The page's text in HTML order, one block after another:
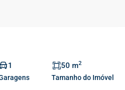
1 50 m2
Tamanho do Imóvel